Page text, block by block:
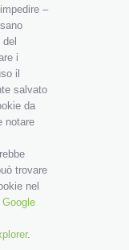
–
i
il
salvato
da
notare
trovare
nel
Google
.